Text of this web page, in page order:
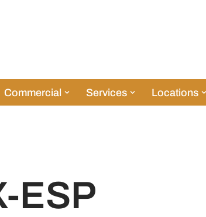
Commercial Services Locations
ESP